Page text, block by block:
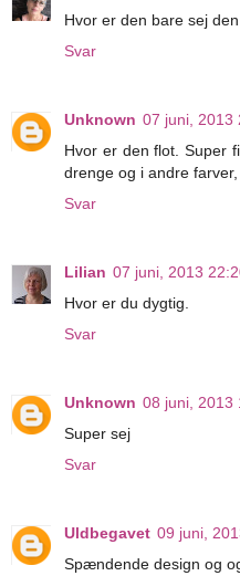
Hvor er den bare sej
Svar
Unknown 07 juni, 2013
Hvor er den flot. Super
drenge og i andre
Svar
Lilian 07 juni, 2013
Hvor er du dygtig.
Svar
Unknown 08 juni, 2013
Super sej
Svar
Uldbegavet 09 juni,
Spændende design og